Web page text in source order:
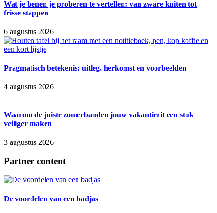
Wat je benen je proberen te vertellen: van zware kuiten tot
frisse stappen
6 augustus 2026
Pragmatisch betekenis: uitleg, herkomst en voorbeelden
4 augustus 2026
Waarom de juiste zomerbanden jouw vakantierit een stuk
veiliger maken
3 augustus 2026
Partner content
De voordelen van een badjas